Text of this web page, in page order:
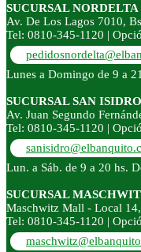
SUCURSAL NORDELTA
Av. De Los Lagos 7010,
Tel: 0810-345-1120 |
Lunes a Domingo de 9 a
SUCURSAL SAN ISIDRO
Av. Juan Segundo
Tel: 0810-345-1120 |
Lun. a Sáb. de 9 a 20 hs.
SUCURSAL
Maschwitz Mall - Local
Tel: 0810-345-1120 |